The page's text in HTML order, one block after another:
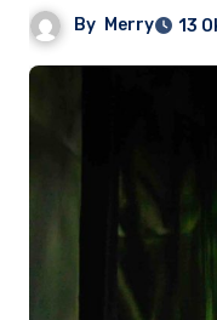
By Merry 13